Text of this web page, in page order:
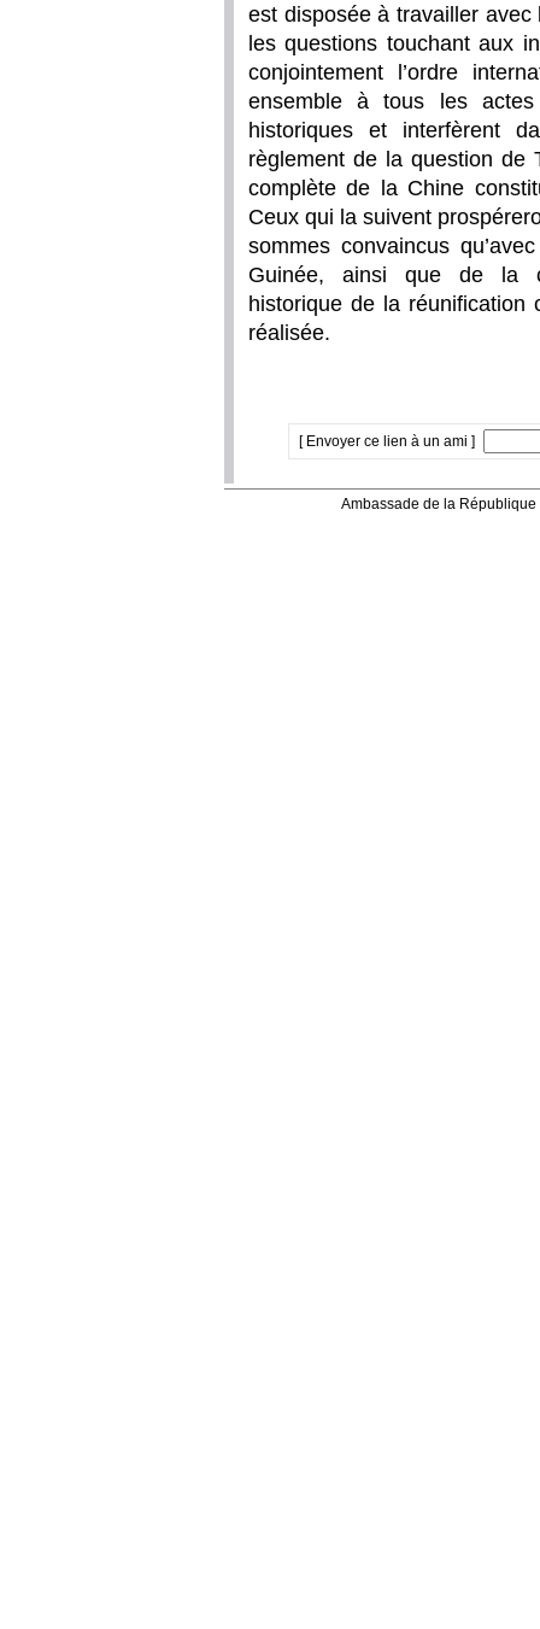
est disposée à travailler
les questions touchant aux
conjointement l’ordre
ensemble à tous les
historiques et interfèrent
règlement de la question de
complète de la Chine
Ceux qui la suivent
sommes convaincus
Guinée, ainsi que de la
historique de la réunification
réalisée.
[ Envoyer ce lien à un ami ]
Ambassade de la